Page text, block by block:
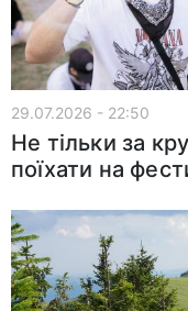
29.07.2026 - 22:50
Не тільки за
поїхати на